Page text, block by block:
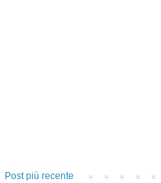
Post più recente